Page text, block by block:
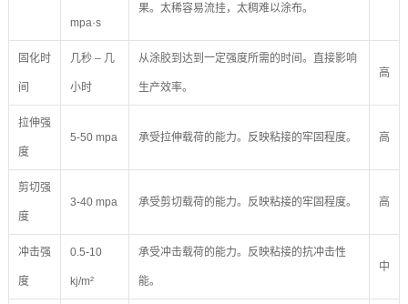
mpa·s
果。太稀容易流挂，太稠难以涂布。
固化时
间
几秒 – 几
小时
从涂胶到达到一定强度所需的时间。直接影响
生产效率。
高
拉伸强
度
5-50 mpa 承受拉伸载荷的能力。反映粘接的牢固程度。 高
剪切强
度
3-40 mpa 承受剪切载荷的能力。反映粘接的牢固程度。 高
冲击强
度
0.5-10
kj/m²
承受冲击载荷的能力。反映粘接的抗冲击性
能。
中